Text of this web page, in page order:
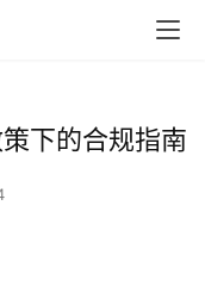
下的合规指南